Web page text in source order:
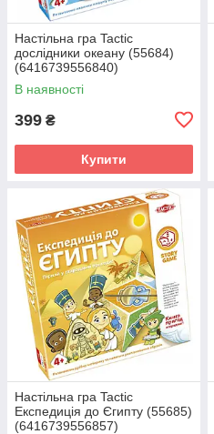
Настільна гра Tactic
дослідники океану (55684)
(6416739556840)
В наявності
399 ₴
Купити
Настільна гра Tactic
Експедиція до Єгипту (55685)
(6416739556857)